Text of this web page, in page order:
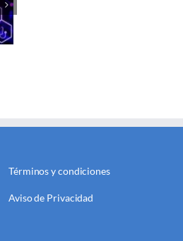
Términos y condiciones
Aviso de Privacidad